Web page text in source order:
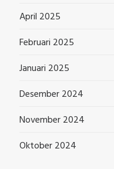
April 2025
Februari 2025
Januari 2025
Desember 2024
November 2024
Oktober 2024